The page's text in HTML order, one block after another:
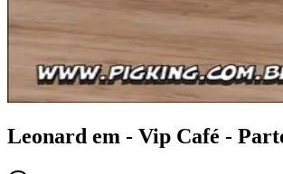
Leonard em - Vip Café -